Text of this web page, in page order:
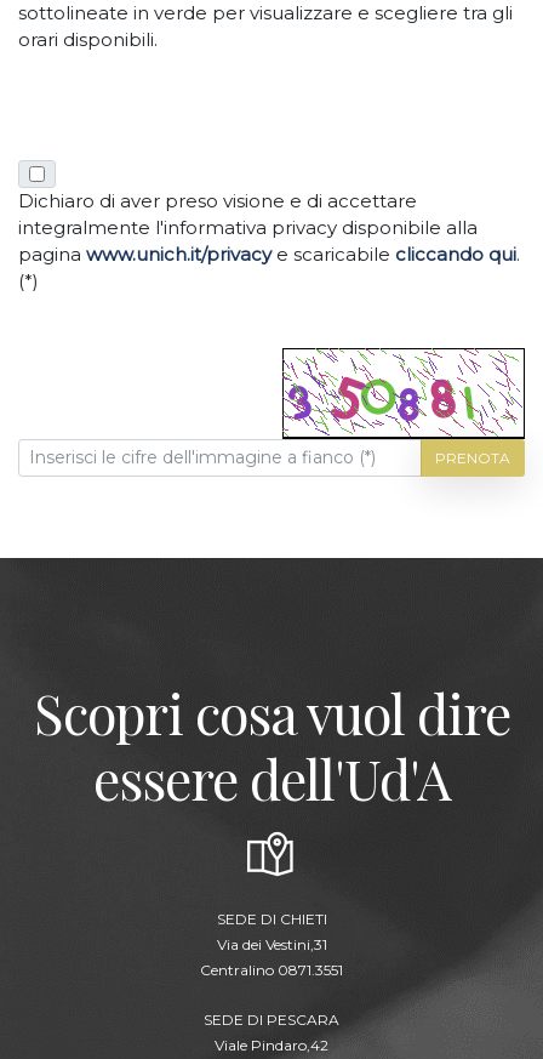
sottolineate in verde per visualizzare e scegliere tra gli
orari disponibili.
Dichiaro di aver preso visione e di accettare
integralmente l'informativa privacy disponibile alla
pagina www.unich.it/privacye scaricabile cliccando qui.
(*)
PRENOTA
Scopri cosa vuol dire
essere dell'Ud'A
SEDE DI CHIETI
Via dei Vestini,31
Centralino 0871.3551
SEDE DI PESCARA
Viale Pindaro,42